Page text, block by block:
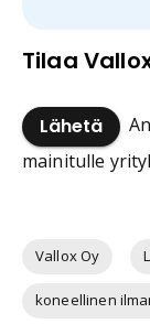
Tilaa
Lähetä
mainitulle
Vallox Oy
koneellinen